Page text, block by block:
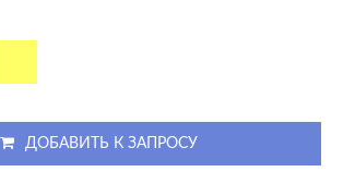
ДОБАВИТЬ К ЗАПРОСУ